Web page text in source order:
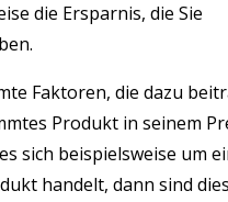
die Ersparnis, die Sie
Faktoren, die dazu
Produkt in seinem
sich beispielsweise um
handelt, dann sind